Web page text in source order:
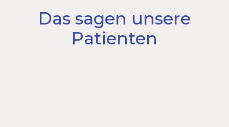
Das sagen unsere
Patienten